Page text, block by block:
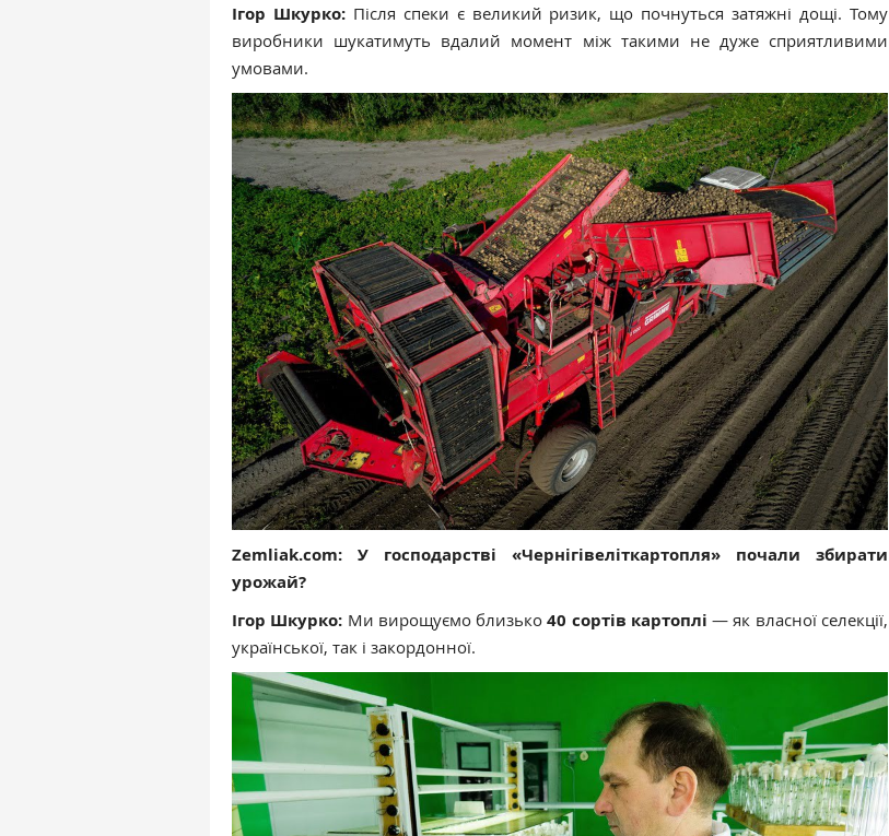
Ігор Шкурко:Після спеки є великий ризик, що почнуться затяжні дощі. Тому
виробники шукатимуть вдалий момент між такими не дуже сприятливими
умовами.
Zemliak.com: У господарстві «Чернігівеліткартопля» почали збирати
урожай?
Ігор Шкурко: Ми вирощуємо близько40 сортів картоплі— як власної селекції,
української, так і закордонної.